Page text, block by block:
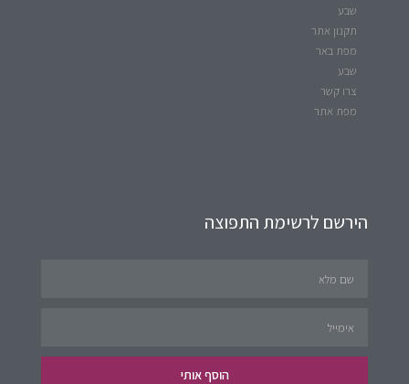
שבע
תקנון אתר
מפת באר
שבע
צרו קשר
מפת אתר
הירשם לרשימת התפוצה
הוסף אותי